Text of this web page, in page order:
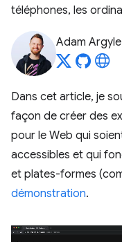
téléphones, les
Adam Argyle
Dans cet article, je
façon de créer des
pour le Web qui
accessibles et qui
et plates-formes
démonstration.